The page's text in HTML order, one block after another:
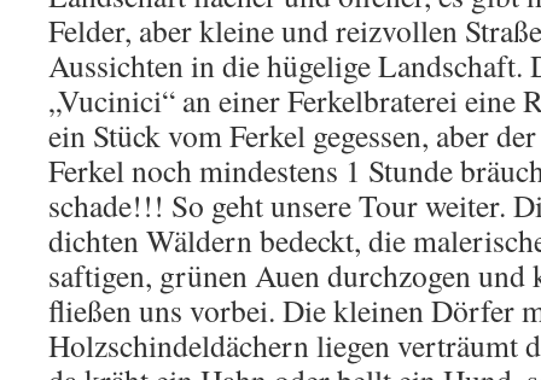
Felder, aber kleine und reizvollen
Aussichten in die hügelige
„Vucinici“ an einer Ferkelbraterei eine
ein Stück vom Ferkel gegessen, aber
Ferkel noch mindestens 1 Stunde
schade!!! So geht unsere Tour weiter.
dichten Wäldern bedeckt, die
saftigen, grünen Auen durchzogen
fließen uns vorbei. Die kleinen Dörfer
Holzschindeldächern liegen verträumt